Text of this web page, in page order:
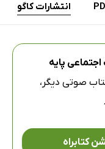
انتشارات کاگو
پایه
صوتی دیگر،
کتابراه